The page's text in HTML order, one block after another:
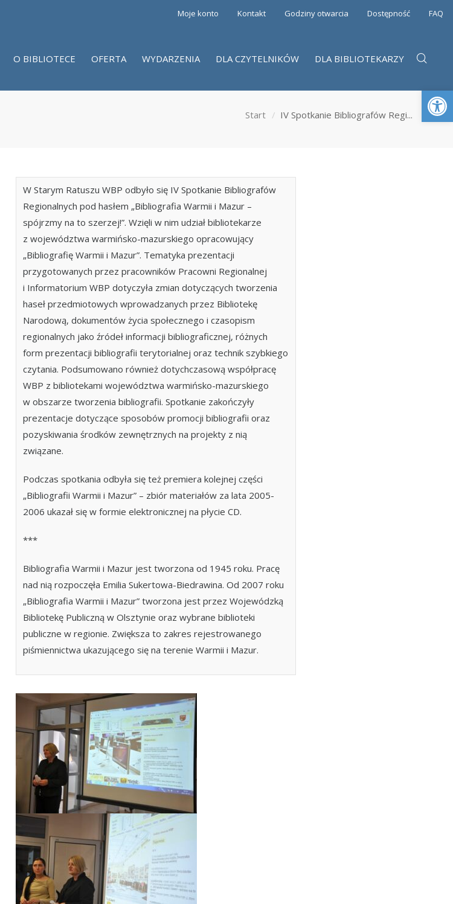
Moje konto Kontakt Godziny otwarcia Dostępność FAQ
O BIBLIOTECE OFERTA WYDARZENIA DLA CZYTELNIKÓW DLA BIBLIOTEKARZY
Start IV Spotkanie Bibliografów Regi...
W Starym Ratuszu WBP odbyło się IV Spotkanie Bibliografów
Regionalnych pod hasłem „Bibliografia Warmii i Mazur –
spójrzmy na to szerzej!”. Wzięli w nim udział bibliotekarze
z województwa warmińsko-mazurskiego opracowujący
„Bibliografię Warmii i Mazur”. Tematyka prezentacji
przygotowanych przez pracowników Pracowni Regionalnej
i Informatorium WBP dotyczyła zmian dotyczących tworzenia
haseł przedmiotowych wprowadzanych przez Bibliotekę
Narodową, dokumentów życia społecznego i czasopism
regionalnych jako źródeł informacji bibliograficznej, różnych
form prezentacji bibliografii terytorialnej oraz technik szybkiego
czytania. Podsumowano również dotychczasową współpracę
WBP z bibliotekami województwa warmińsko-mazurskiego
w obszarze tworzenia bibliografii. Spotkanie zakończyły
prezentacje dotyczące sposobów promocji bibliografii oraz
pozyskiwania środków zewnętrznych na projekty z nią
związane.
Podczas spotkania odbyła się też premiera kolejnej części
„Bibliografii Warmii i Mazur” – zbiór materiałów za lata 2005-
2006 ukazał się w formie elektronicznej na płycie CD.
***
Bibliografia Warmii i Mazur jest tworzona od 1945 roku. Pracę
nad nią rozpoczęła Emilia Sukertowa-Biedrawina. Od 2007 roku
„Bibliografia Warmii i Mazur” tworzona jest przez Wojewódzką
Bibliotekę Publiczną w Olsztynie oraz wybrane biblioteki
publiczne w regionie. Zwiększa to zakres rejestrowanego
piśmiennictwa ukazującego się na terenie Warmii i Mazur.